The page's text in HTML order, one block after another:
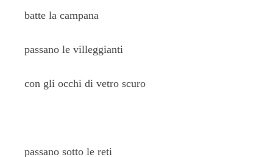
batte la campana
passano le villeggianti
con gli occhi di vetro scuro
passano sotto le reti